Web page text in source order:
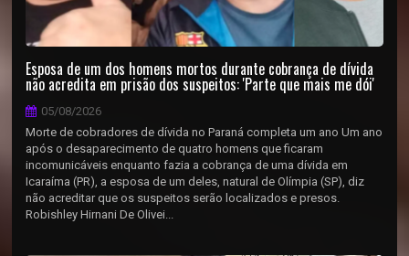
Esposa de um dos homens mortos durante cobrança de dívida
não acredita em prisão dos suspeitos: 'Parte que mais me dói'
05/08/2026
Morte de cobradores de dívida no Paraná completa um ano Um ano
após o desaparecimento de quatro homens que ficaram
incomunicáveis enquanto fazia a cobrança de uma dívida em
Icaraíma (PR), a esposa de um deles, natural de Olímpia (SP), diz
não acreditar que os suspeitos serão localizados e presos.
Robishley Hirnani De Olivei...